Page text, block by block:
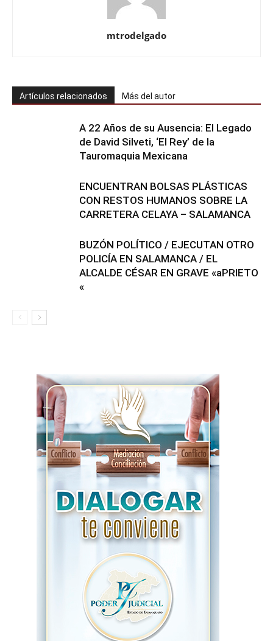
mtrodelgado
Artículos relacionados Más del autor
A 22 Años de su Ausencia: El Legado
de David Silveti, ‘El Rey’ de la
Tauromaquia Mexicana
ENCUENTRAN BOLSAS PLÁSTICAS
CON RESTOS HUMANOS SOBRE LA
CARRETERA CELAYA – SALAMANCA
BUZÓN POLÍTICO / EJECUTAN OTRO
POLICÍA EN SALAMANCA / EL
ALCALDE CÉSAR EN GRAVE «aPRIETO
«